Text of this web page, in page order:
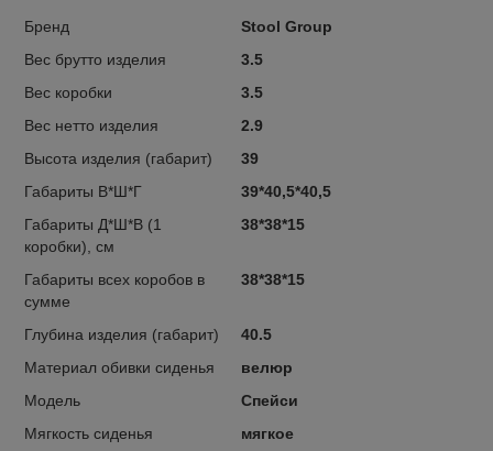
Бренд
Stool Group
Вес брутто изделия
3.5
Вес коробки
3.5
Вес нетто изделия
2.9
Высота изделия (габарит)
39
Габариты В*Ш*Г
39*40,5*40,5
Габариты Д*Ш*В (1
коробки), см
38*38*15
Габариты всех коробов в
сумме
38*38*15
Глубина изделия (габарит)
40.5
Материал обивки сиденья
велюр
Модель
Спейси
Мягкость сиденья
мягкое